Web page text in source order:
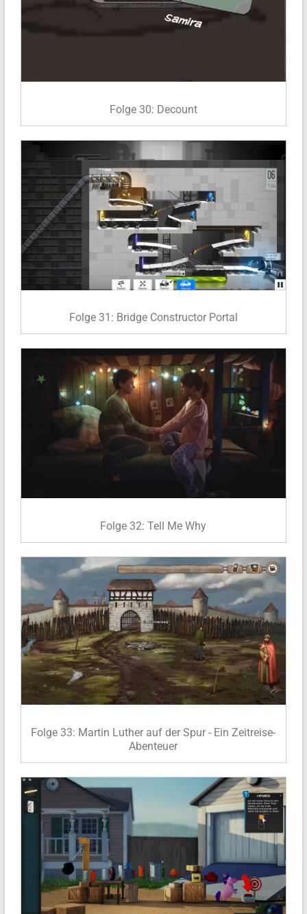
Folge 30: Decount
Folge 31: Bridge Constructor Portal
Folge 32: Tell Me Why
Folge 33: Martin Luther auf der Spur - Ein Zeitreise-
Abenteuer